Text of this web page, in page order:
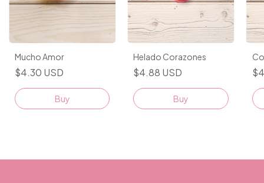
Mucho Amor
$4.30 USD
Buy
Helado Corazones
$4.88 USD
Buy